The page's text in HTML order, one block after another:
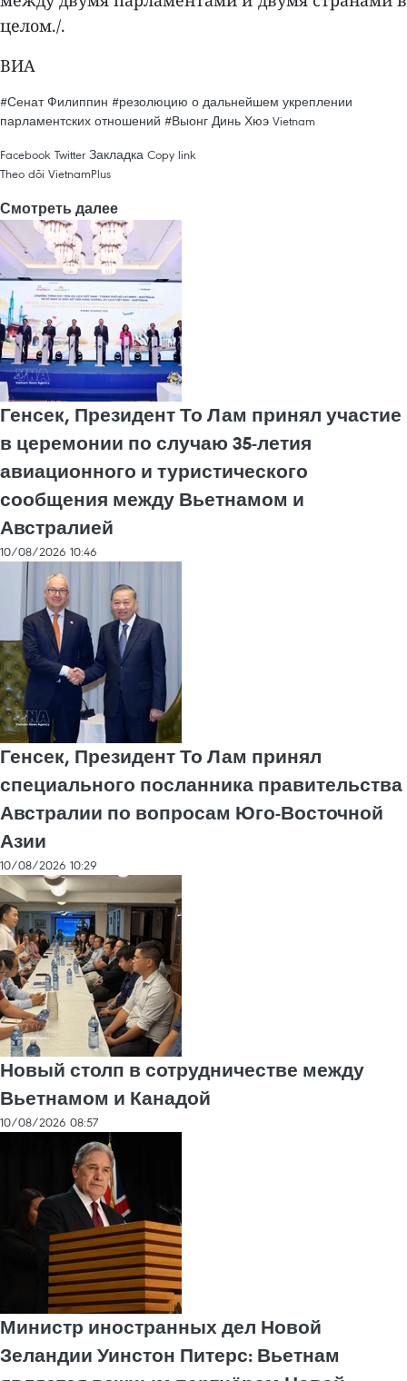
целом./.
ВИА
#Сенат Филиппин #резолюцию о дальнейшем укреплении
парламентских отношений #Выонг Динь Хюэ Vietnam
Facebook Twitter Закладка Copy link
Theo dõi VietnamPlus
Смотреть далее
Генсек, Президент То Лам принял участие
в церемонии по случаю 35-летия
авиационного и туристического
сообщения между Вьетнамом и
Австралией
10/08/2026 10:46
Генсек, Президент То Лам принял
специального посланника правительства
Австралии по вопросам Юго-Восточной
Азии
10/08/2026 10:29
Новый столп в сотрудничестве между
Вьетнамом и Канадой
10/08/2026 08:57
Министр иностранных дел Новой
Зеландии Уинстон Питерс: Вьетнам